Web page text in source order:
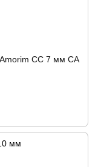
Amorim CC 7 мм СА